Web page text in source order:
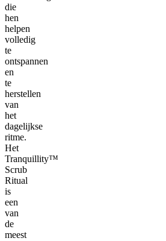
die
hen
helpen
volledig
te
ontspannen
en
te
herstellen
van
het
dagelijkse
ritme.
Het
Tranquillity™
Scrub
Ritual
is
een
van
de
meest